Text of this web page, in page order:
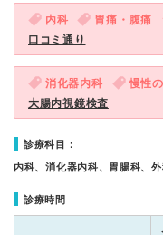
内科 胃痛・腹痛
口コミ通り
消化器内科 慢性
大腸内視鏡検査
診療科目：
内科、消化器内科、胃腸科、
診療時間